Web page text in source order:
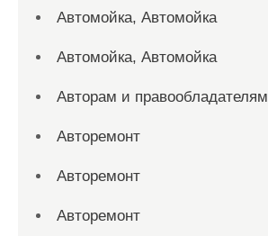
Автомойка, Автомойка
Автомойка, Автомойка
Авторам и правообладателям
Авторемонт
Авторемонт
Авторемонт